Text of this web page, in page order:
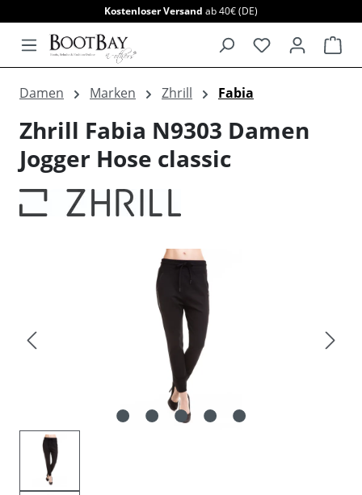
Kostenloser Versand ab 40€ (DE)
Damen Marken Zhrill Fabia
Zhrill Fabia N9303 Damen
Jogger Hose classic
Bildergalerie überspringen